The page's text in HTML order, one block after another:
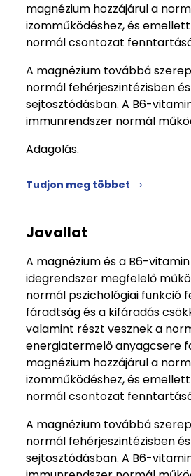
magnézium hozzájárul a
izomműködéshez, és
normál csontozat
A magnézium továbbá
normál fehérjeszintézisben
sejtosztódásban. A B6-
immunrendszer normál
Adagolás.
Tudjon meg többet
Javallat
A magnézium és a B6-
idegrendszer megfelelő
normál pszichológiai funkció
fáradtság és a kifáradás
valamint részt vesznek a
energiatermelő anyagcsere
magnézium hozzájárul a
izomműködéshez, és
normál csontozat
A magnézium továbbá
normál fehérjeszintézisben
sejtosztódásban. A B6-